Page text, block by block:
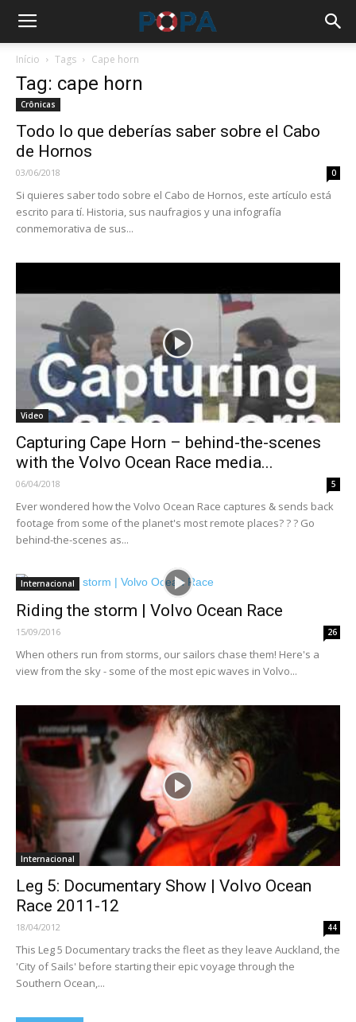
Início Tags Cape horn
Tag: cape horn
Crônicas
Todo lo que deberías saber sobre el Cabo
de Hornos
03/06/2018 0
Si quieres saber todo sobre el Cabo de Hornos, este artículo está
escrito para tí. Historia, sus naufragios y una infografía
conmemorativa de sus...
Video
Capturing Cape Horn – behind-the-scenes
with the Volvo Ocean Race media...
06/04/2018 5
Ever wondered how the Volvo Ocean Race captures & sends back
footage from some of the planet's most remote places? ? ? Go
behind-the-scenes as...
Internacional
Riding the storm | Volvo Ocean Race
15/09/2016 26
When others run from storms, our sailors chase them! Here's a
view from the sky - some of the most epic waves in Volvo...
Internacional
Leg 5: Documentary Show | Volvo Ocean
Race 2011-12
18/04/2012 44
This Leg 5 Documentary tracks the fleet as they leave Auckland, the
'City of Sails' before starting their epic voyage through the
Southern Ocean,...